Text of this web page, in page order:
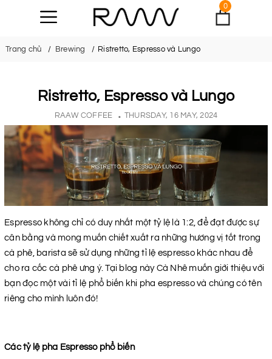
0
Trang chủ Brewing Ristretto, Espresso và Lungo
Ristretto, Espresso và Lungo
RAAW COFFEE THURSDAY, 16 MAY, 2024
Espresso không chỉ có duy nhất một tỷ lệ là 1:2, để đạt được sự
cân bằng và mong muốn chiết xuất ra những hương vị tốt trong
cà phê, barista sẽ sử dụng những tỉ lệ espresso khác nhau để
cho ra cốc cà phê ưng ý. Tại blog này Cà Nhê muốn giới thiệu với
bạn đọc một vài tỉ lệ phổ biến khi pha espresso và chúng có tên
riêng cho mình luôn đó!
Các tỷ lệ pha Espresso phổ biến